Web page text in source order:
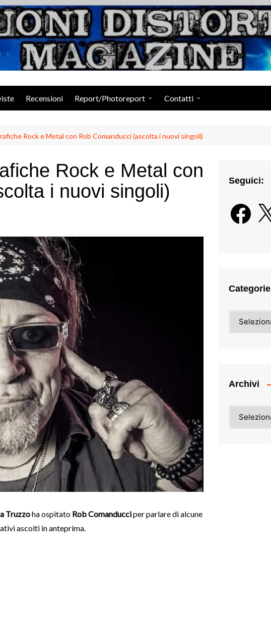
Suoni Distorti Magazine
Recensioni Report/Photoreport Contatti
Rock e Metal con Rob Comanducci (ascolta i nuovi singoli)
Rock e Metal con
i nuovi singoli)
Truzzoha ospitato Rob Comanducciper parlare di alcune
ascolti in anteprima.
Seguici:
Facebook
X
Categorie
Archivi